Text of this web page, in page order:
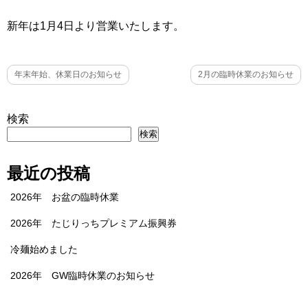
新年は1月4日より営業いたします。
年末年始、休業日のお知らせ 2月の臨時休業のお知らせ
検索
検索
最近の投稿
2026年 お盆の臨時休業
2026年 たじりっちプレミアム振興券
冷麺始めました
2026年 GW臨時休業のお知らせ